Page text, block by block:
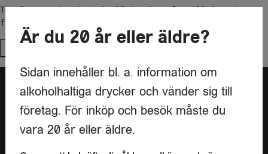
TypeError: c(...).stringify(...).replaceAll is not a
function
Try againÄr du 20 år eller äldre?
Sidan innehåller bl. a. information om
alkoholhaltiga drycker och vänder sig till
företag. För inköp och besök måste du
vara 20 år eller äldre.